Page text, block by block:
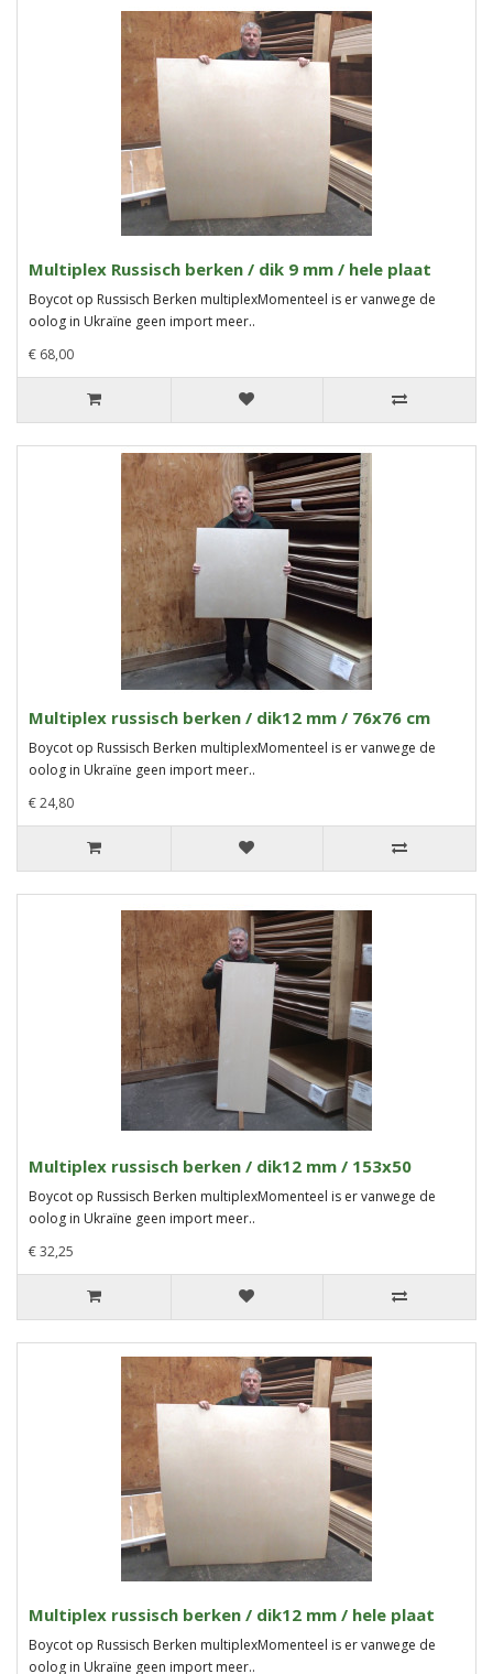
Multiplex Russisch berken / dik 9 mm / hele plaat
Boycot op Russisch Berken multiplexMomenteel is er vanwege de
oolog in Ukraïne geen import meer..
€ 68,00
Multiplex russisch berken / dik12 mm / 76x76 cm
Boycot op Russisch Berken multiplexMomenteel is er vanwege de
oolog in Ukraïne geen import meer..
€ 24,80
Multiplex russisch berken / dik12 mm / 153x50
Boycot op Russisch Berken multiplexMomenteel is er vanwege de
oolog in Ukraïne geen import meer..
€ 32,25
Multiplex russisch berken / dik12 mm / hele plaat
Boycot op Russisch Berken multiplexMomenteel is er vanwege de
oolog in Ukraïne geen import meer..